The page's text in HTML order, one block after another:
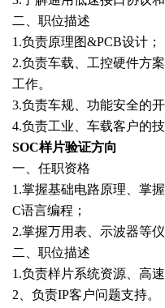
二、职位描述
1.负责原理图&PCB设计；
2.负责车载、工控硬件方
工作。
3.负责车规、功能安全的开
4.负责工业、车载客户的技
SOC样片验证方向
一、任职资格
1.掌握基础电路原理、掌
C语言编程；
2.掌握万用表、示波器等仪
二、职位描述
1.负责样片系统资源、高
2、负责IP客户问题支持。